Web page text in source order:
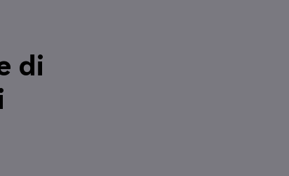
di